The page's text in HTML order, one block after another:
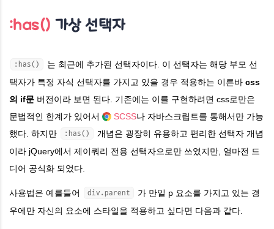
:has() 가상 선택자
:has() 는 최근에 추가된 선택자이다. 이 선택자는 해당 부모 선
택자가 특정 자식 선택자를 가지고 있을 경우 적용하는 이른바 css
의 if문 버전이라 보면 된다. 기존에는 이를 구현하려면 css로만은
문법적인 한계가 있어서
SCSS나 자바스크립트를 통해서만 가능
했다. 하지만
:has() 개념은 굉장히 유용하고 편리한 선택자 개념
이라 jQuery에서 제이쿼리 전용 선택자으로만 쓰였지만, 얼마전 드
디어 공식화 되었다.
사용법은 예를들어 div.parent
가 만일 p 요소를 가지고 있는 경
우에만 자신의 요소에 스타일을 적용하고 싶다면 다음과 같다.